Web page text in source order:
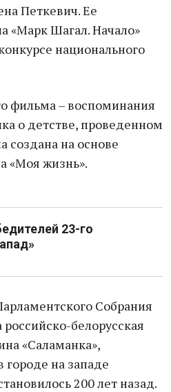
Петкевич. Ее
«Марк Шагал. Начало»
национального
фильма – воспоминания
о детстве, проведенном
создана на основе
«Моя жизнь».
23-го
Собрания
белорусская
«Саламанка»,
на западе
200 лет назад.